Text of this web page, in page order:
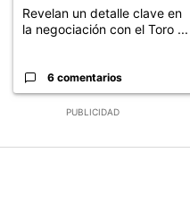
PUBLICIDAD
Revelan un detalle clave en
la negociación con el Toro ...
6 comentarios